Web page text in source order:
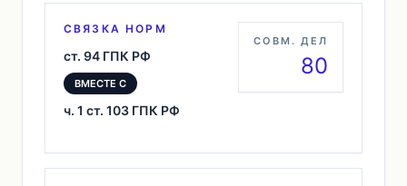
СВЯЗКА НОРМ
ст. 94 ГПК РФ
ВМЕСТЕ С
ч. 1 ст. 103 ГПК РФ
СОВМ. ДЕЛ
80